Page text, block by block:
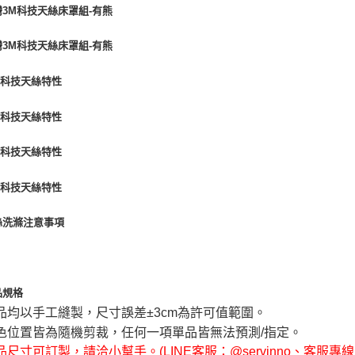
均以手工縫製，尺寸誤差±3cm為許可值範圍。
位置皆為隨機剪裁，任何一項單品皆無法預測/指定。
尺寸可訂製，請洽小幫手。(LINE客服：@servinno、客服專